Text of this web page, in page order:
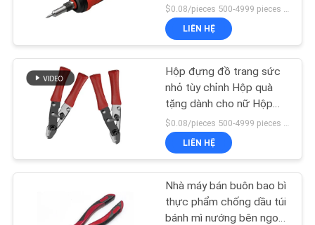
QUAN
MÁY
SOÁT
LƯỢNG
Vỏ sơn thép
đóng gói giá rẻ
LIÊN HỆ
Hộp đựng đồ trang sức
nhỏ tùy chỉnh Hộp quà
tặng dành cho nữ Hộp
đóng gói giá rẻ
LIÊN HỆ
Nhà máy bán buôn bao bì
thực phẩm chống dầu túi
bánh mì nướng bên ngoài